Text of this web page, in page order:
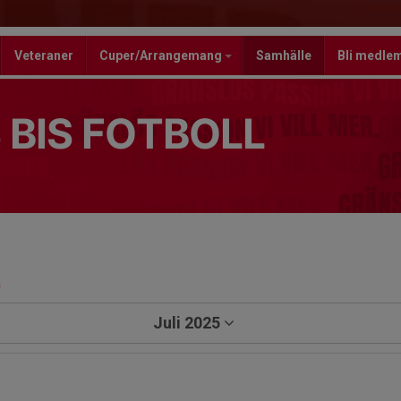
Veteraner Cuper/Arrangemang Samhälle Bli
FOTBOLL
Juli 2025